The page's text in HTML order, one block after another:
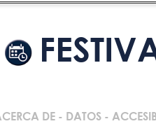
DE- DATOS-